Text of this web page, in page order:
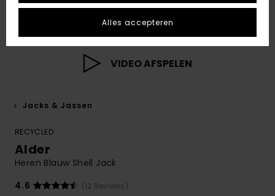
VIDEO AFSPELEN
Jacks & Jassen
RECYCLED
Alder
Heren Blauw Shell Jack
4.6
(12 Reviews)
Alles accepteren